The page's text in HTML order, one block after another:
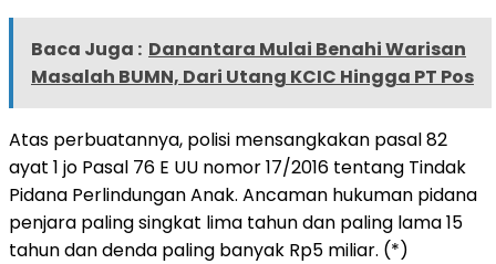
Baca Juga : Danantara Mulai Benahi Warisan
Masalah BUMN, Dari Utang KCIC Hingga PT Pos
Atas perbuatannya, polisi mensangkakan pasal 82
ayat 1 jo Pasal 76 E UU nomor 17/2016 tentang Tindak
Pidana Perlindungan Anak. Ancaman hukuman pidana
penjara paling singkat lima tahun dan paling lama 15
tahun dan denda paling banyak Rp5 miliar. (*)